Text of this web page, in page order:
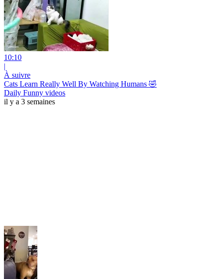
10:10
|
À suivre
Cats Learn Really Well By Watching Humans 🤣
Daily Funny videos
il y a 3 semaines